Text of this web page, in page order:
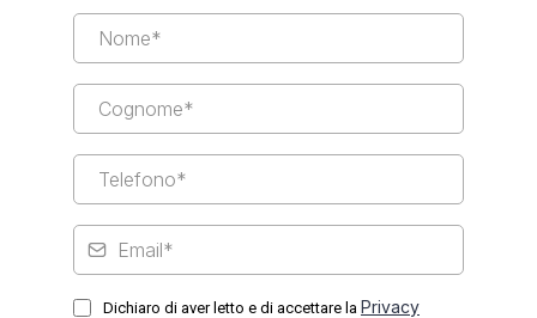
Dichiaro di aver letto e di accettare la Privacy